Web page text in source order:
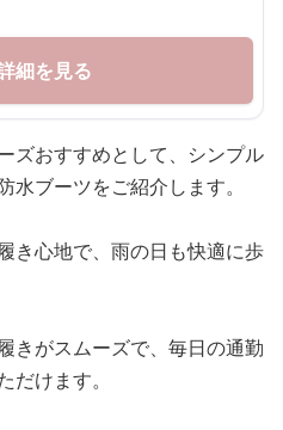
細を見る
ズおすすめとして、シンプル
ブーツをご紹介します。
き心地で、雨の日も快適に歩
きがスムーズで、毎日の通勤
けます。